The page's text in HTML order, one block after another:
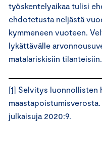
työskentelyaikaa tulisi
ehdotetusta neljästä
kymmeneen vuoteen.
lykättävälle
matalariskisiin tilanteisiin.
[1] Selvitys luonnollisten
julkaisuja 2020:9.